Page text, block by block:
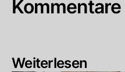
Kommentare
Weiterlesen